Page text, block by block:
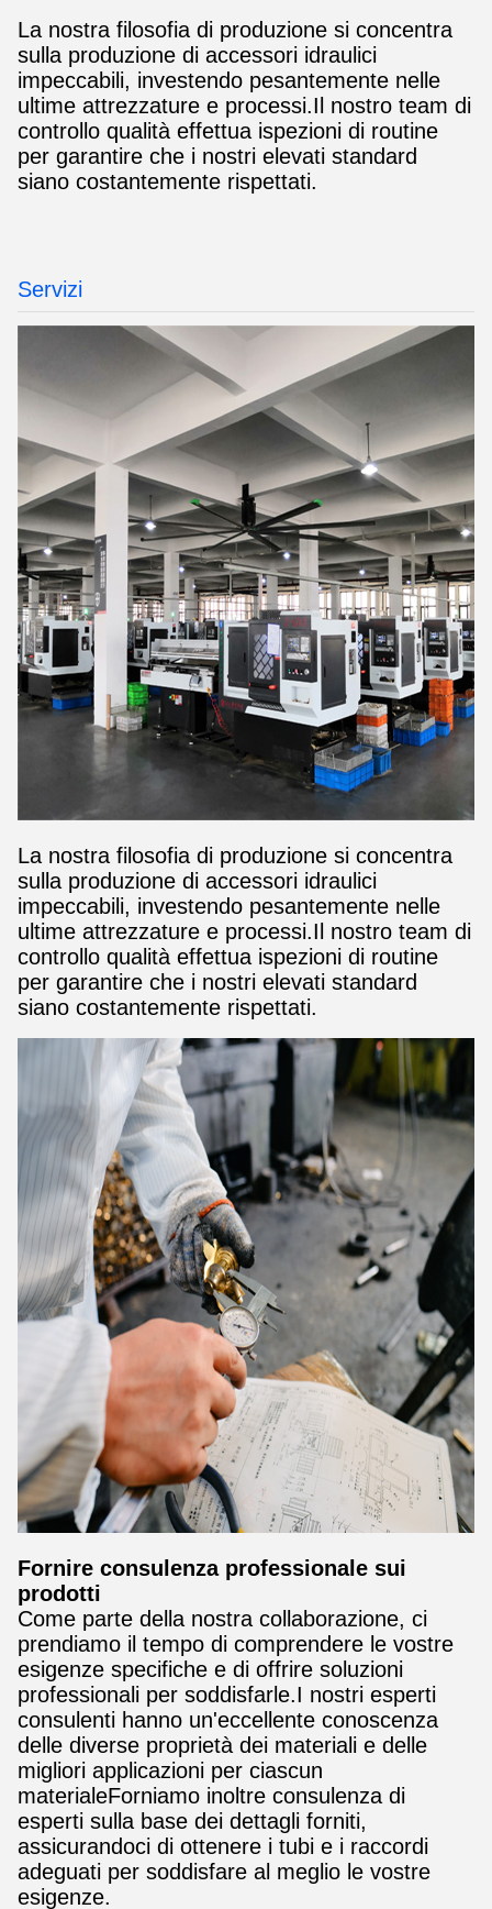
La nostra filosofia di produzione si concentra
sulla produzione di accessori idraulici
impeccabili, investendo pesantemente nelle
ultime attrezzature e processi.Il nostro team di
controllo qualità effettua ispezioni di routine
per garantire che i nostri elevati standard
siano costantemente rispettati.
Servizi
La nostra filosofia di produzione si concentra
sulla produzione di accessori idraulici
impeccabili, investendo pesantemente nelle
ultime attrezzature e processi.Il nostro team di
controllo qualità effettua ispezioni di routine
per garantire che i nostri elevati standard
siano costantemente rispettati.
Fornire consulenza professionale sui
prodotti
Come parte della nostra collaborazione, ci
prendiamo il tempo di comprendere le vostre
esigenze specifiche e di offrire soluzioni
professionali per soddisfarle.I nostri esperti
consulenti hanno un'eccellente conoscenza
delle diverse proprietà dei materiali e delle
migliori applicazioni per ciascun
materialeForniamo inoltre consulenza di
esperti sulla base dei dettagli forniti,
assicurandoci di ottenere i tubi e i raccordi
adeguati per soddisfare al meglio le vostre
esigenze.